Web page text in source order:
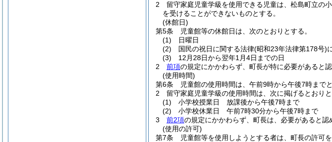
2
留守家庭児童学級を使用できる児童は、松島町立の
を受けることができないものとする。
(休館日)
第5条
児童館等の休館日は、次のとおりとする。
(1)
日曜日
(2)
国民の祝日に関する法律(昭和23年法律第178号)
(3)
12月28日から翌年1月4日までの日
2
前項の規定にかかわらず、町長が特に必要があると認
(使用時間)
第6条
児童館の使用時間は、午前9時から午後7時までと
2
留守家庭児童学級の使用時間は、次に掲げるとおりと
(1)
小学校授業日 放課後から午後7時まで
(2)
小学校休業日 午前7時30分から午後7時まで
3
前2項の規定にかかわらず、町長は、必要があると認
(使用の許可)
第7条
児童館等を使用しようとする者は、町長の許可